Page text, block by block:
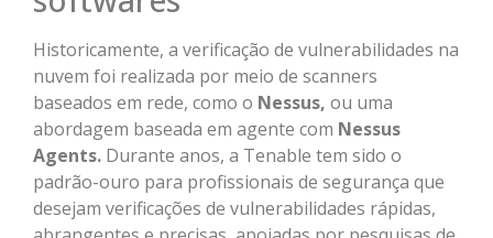
Historicamente, a verificação de vulnerabilidades na
nuvem foi realizada por meio de scanners
baseados em rede, como o Nessus, ou uma
abordagem baseada em agente com Nessus
Agents. Durante anos, a Tenable tem sido o
padrão-ouro para profissionais de segurança que
desejam verificações de vulnerabilidades rápidas,